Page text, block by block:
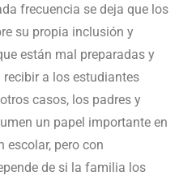
frecuencia se deja que los
su propia inclusión y
están mal preparadas y
a los estudiantes
casos, los padres y
un papel importante en
escolar, pero con
de si la familia los